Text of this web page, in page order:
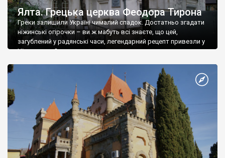
Ялта. Грецька церква Феодора Тирона
Греки залишили Україні чималий спадок. Достатньо згадати
ніжинські огірочки – ви ж мабуть всі знаєте, що цей,
загублений у радянські часи, легендарний рецепт привезли у
Ніжин греки?